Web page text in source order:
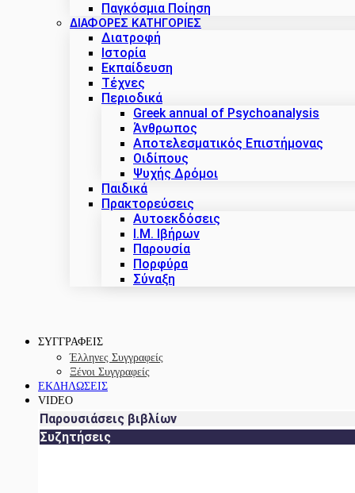
Παγκόσμια Ποίηση
ΔΙΑΦΟΡΕΣ ΚΑΤΗΓΟΡΙΕΣ
Διατροφή
Ιστορία
Εκπαίδευση
Τέχνες
Περιοδικά
Greek annual of Psychoanalysis
Άνθρωπος
Αποτελεσματικός Επιστήμονας
Οιδίπους
Ψυχής Δρόμοι
Παιδικά
Πρακτoρεύσεις
Αυτοεκδόσεις
Ι.Μ. Ιβήρων
Παρουσία
Πορφύρα
Σύναξη
ΣΥΓΓΡΑΦΕΙΣ
Έλληνες Συγγραφείς
Ξένοι Συγγραφείς
ΕΚΔΗΛΩΣΕΙΣ
VIDEO
Παρουσιάσεις βιβλίων
Συζητήσεις